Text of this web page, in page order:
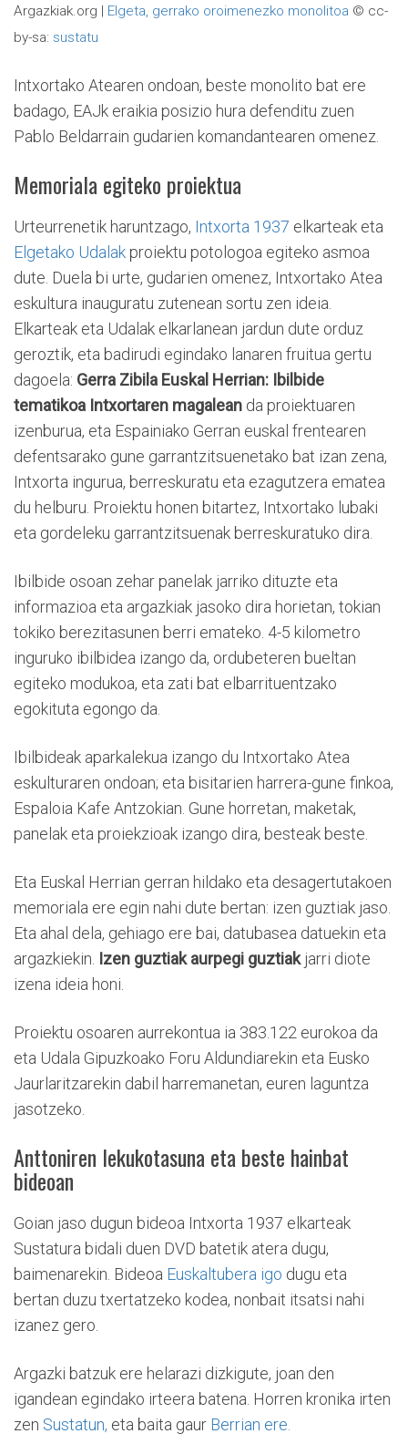
Argazkiak.org | Elgeta, gerrako oroimenezko monolitoa © cc-
by-sa: sustatu
Intxortako Atearen ondoan, beste monolito bat ere
badago, EAJk eraikia posizio hura defenditu zuen
Pablo Beldarrain gudarien komandantearen omenez.
Memoriala egiteko proiektua
Urteurrenetik haruntzago, Intxorta 1937 elkarteak eta
Elgetako Udalak proiektu potologoa egiteko asmoa
dute. Duela bi urte, gudarien omenez, Intxortako Atea
eskultura inauguratu zutenean sortu zen ideia.
Elkarteak eta Udalak elkarlanean jardun dute orduz
geroztik, eta badirudi egindako lanaren fruitua gertu
dagoela: Gerra Zibila Euskal Herrian: Ibilbide
tematikoa Intxortaren magalean da proiektuaren
izenburua, eta Espainiako Gerran euskal frentearen
defentsarako gune garrantzitsuenetako bat izan zena,
Intxorta ingurua, berreskuratu eta ezagutzera ematea
du helburu. Proiektu honen bitartez, Intxortako lubaki
eta gordeleku garrantzitsuenak berreskuratuko dira.
Ibilbide osoan zehar panelak jarriko dituzte eta
informazioa eta argazkiak jasoko dira horietan, tokian
tokiko berezitasunen berri emateko. 4-5 kilometro
inguruko ibilbidea izango da, ordubeteren bueltan
egiteko modukoa, eta zati bat elbarrituentzako
egokituta egongo da.
Ibilbideak aparkalekua izango du Intxortako Atea
eskulturaren ondoan; eta bisitarien harrera-gune finkoa,
Espaloia Kafe Antzokian. Gune horretan, maketak,
panelak eta proiekzioak izango dira, besteak beste.
Eta Euskal Herrian gerran hildako eta desagertutakoen
memoriala ere egin nahi dute bertan: izen guztiak jaso.
Eta ahal dela, gehiago ere bai, datubasea datuekin eta
argazkiekin. Izen guztiak aurpegi guztiakjarri diote
izena ideia honi.
Proiektu osoaren aurrekontua ia 383.122 eurokoa da
eta Udala Gipuzkoako Foru Aldundiarekin eta Eusko
Jaurlaritzarekin dabil harremanetan, euren laguntza
jasotzeko.
Anttoniren lekukotasuna eta beste hainbat
bideoan
Goian jaso dugun bideoa Intxorta 1937 elkarteak
Sustatura bidali duen DVD batetik atera dugu,
baimenarekin. Bideoa Euskaltubera igo dugu eta
bertan duzu txertatzeko kodea, nonbait itsatsi nahi
izanez gero.
Argazki batzuk ere helarazi dizkigute, joan den
igandean egindako irteera batena. Horren kronika irten
zen Sustatun, eta baita gaur Berrian ere.